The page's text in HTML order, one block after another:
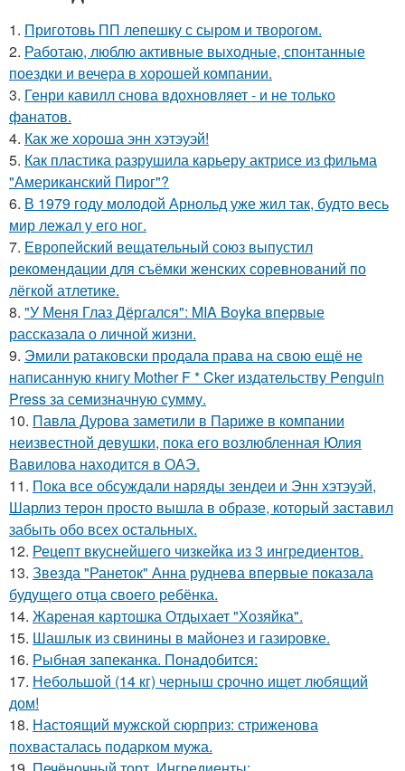
1. Приготовь ПП лепешку с сыром и творогом.
2. Работаю, люблю активные выходные, спонтанные
поездки и вечера в хорошей компании.
3. Генри кавилл снова вдохновляет - и не только
фанатов.
4. Как же хороша энн хэтэуэй!
5. Как пластика разрушила карьеру актрисе из фильма
"Американский Пирог"?
6. В 1979 году молодой Арнольд уже жил так, будто весь
мир лежал у его ног.
7. Европейский вещательный союз выпустил
рекомендации для съёмки женских соревнований по
лёгкой атлетике.
8. "У Меня Глаз Дёргался": MIA Boyka впервые
рассказала о личной жизни.
9. Эмили ратаковски продала права на свою ещё не
написанную книгу Mother F * Cker издательству Penguin
Press за семизначную сумму.
10. Павла Дурова заметили в Париже в компании
неизвестной девушки, пока его возлюбленная Юлия
Вавилова находится в ОАЭ.
11. Пока все обсуждали наряды зендеи и Энн хэтэуэй,
Шарлиз терон просто вышла в образе, который заставил
забыть обо всех остальных.
12. Рецепт вкуснейшего чизкейка из 3 ингредиентов.
13. Звезда "Ранеток" Анна руднева впервые показала
будущего отца своего ребёнка.
14. Жареная картошка Отдыхает "Хозяйка".
15. Шашлык из свинины в майонез и газировке.
16. Рыбная запеканка. Понадобится:
17. Небольшой (14 кг) черныш срочно ищет любящий
дом!
18. Настоящий мужской сюрприз: стриженова
похвасталась подарком мужа.